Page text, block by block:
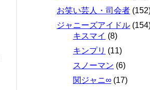
お笑い芸人・司会者
ジャニーズアイドル
キスマイ (8)
キンプリ (11)
スノーマン (6)
関ジャニ∞ (17)